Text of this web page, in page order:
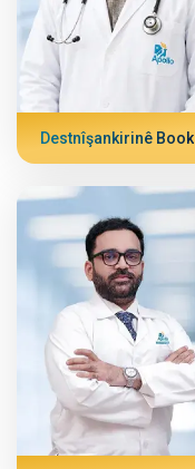
Destnîşankirinê Book